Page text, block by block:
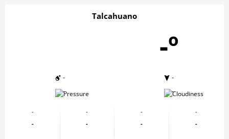
Talcahuano
-º
-
-
-
-
-
-
-
-
-
-
-
-